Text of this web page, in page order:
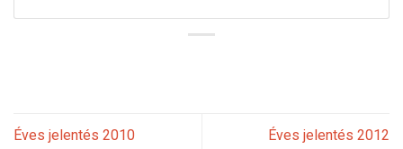
Éves jelentés 2010 Éves jelentés 2012